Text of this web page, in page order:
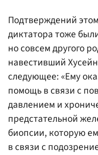
Подтверждений
диктатора тоже
но совсем другого
навестивший
следующее: «Ему
помощь в связи с
давлением и
предстательной
биопсии, которую
в связи с